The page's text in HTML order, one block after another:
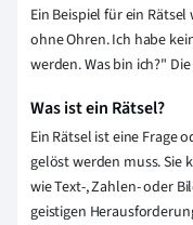
Ein Beispiel für ein
ohne Ohren. Ich habe
werden. Was bin ich?"
Was ist ein Rätsel?
Ein Rätsel ist eine Frage
gelöst werden muss. Sie
wie Text-, Zahlen- oder
geistigen